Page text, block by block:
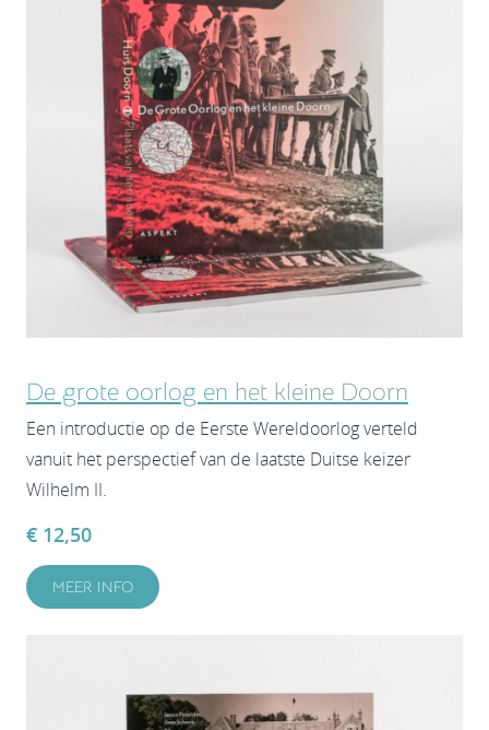
De grote oorlog en het kleine Doorn
Een introductie op de Eerste Wereldoorlog verteld
vanuit het perspectief van de laatste Duitse keizer
Wilhelm II.
€ 12,50
MEER INFO